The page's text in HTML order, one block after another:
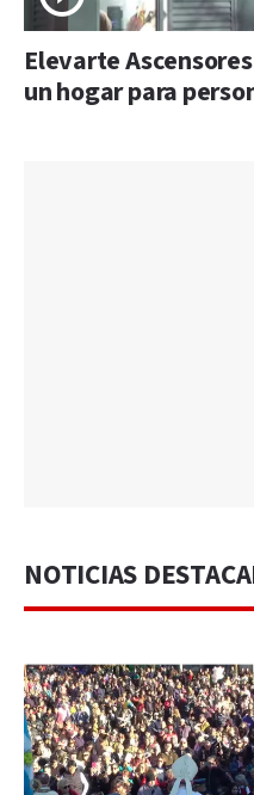
Elevarte
un hogar para
NOTICIAS